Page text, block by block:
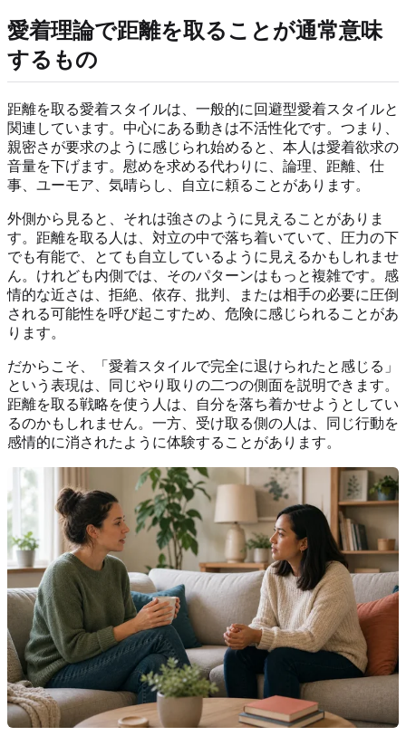
愛着理論で距離を取ることが通常意味
するもの
距離を取る愛着スタイルは、一般的に回避型愛着スタイルと
関連しています。中心にある動きは不活性化です。つまり、
親密さが要求のように感じられ始めると、本人は愛着欲求の
音量を下げます。慰めを求める代わりに、論理、距離、仕
事、ユーモア、気晴らし、自立に頼ることがあります。
外側から見ると、それは強さのように見えることがありま
す。距離を取る人は、対立の中で落ち着いていて、圧力の下
でも有能で、とても自立しているように見えるかもしれませ
ん。けれども内側では、そのパターンはもっと複雑です。感
情的な近さは、拒絶、依存、批判、または相手の必要に圧倒
される可能性を呼び起こすため、危険に感じられることがあ
ります。
だからこそ、「愛着スタイルで完全に退けられたと感じる」
という表現は、同じやり取りの二つの側面を説明できます。
距離を取る戦略を使う人は、自分を落ち着かせようとしてい
るのかもしれません。一方、受け取る側の人は、同じ行動を
感情的に消されたように体験することがあります。